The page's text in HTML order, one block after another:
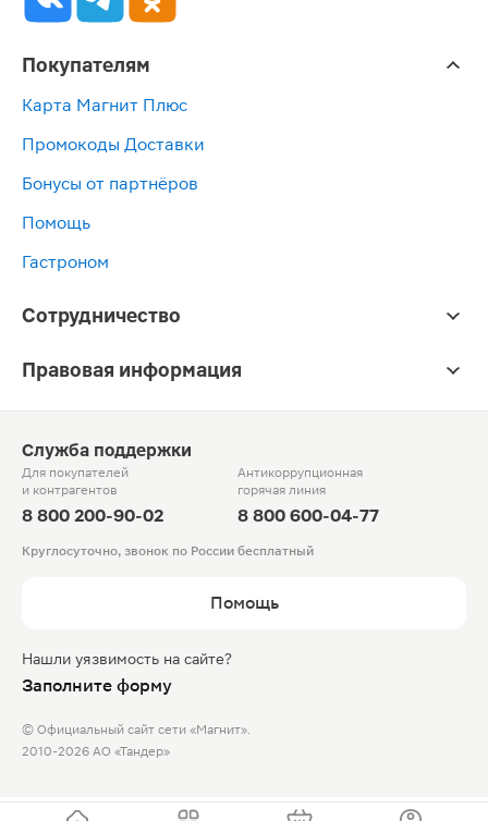
Покупателям
Карта Магнит Плюс
Промокоды Доставки
Бонусы от партнёров
Помощь
Гастроном
Сотрудничество
Правовая информация
Служба поддержки
Для покупателей
и контрагентов
8 800 200-90-02
Антикоррупционная
горячая линия
8 800 600-04-77
Круглосуточно, звонок по России бесплатный
Помощь
Нашли уязвимость на сайте?
Заполните форму
© Официальный сайт сети «Магнит».
2010-2026 АО «Тандер»